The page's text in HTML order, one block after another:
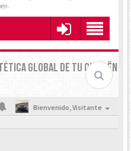
GLOBAL DE TU CITROËN
Bienvenido,Visitante